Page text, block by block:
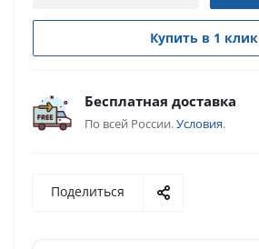
Купить в 1 клик
Бесплатная доставка
По всей России.Условия.
Поделиться